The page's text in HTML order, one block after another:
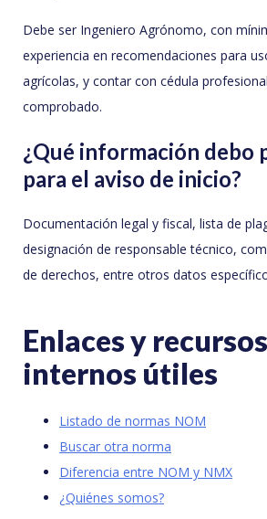
Debe ser Ingeniero Agrónomo, con
experiencia en recomendaciones para
agrícolas, y contar con cédula
comprobado.
¿Qué información debo
para el aviso de inicio?
Documentación legal y fiscal, lista de
designación de responsable técnico,
de derechos, entre otros datos
Enlaces y recursos
internos útiles
Listado de normas NOM
Buscar otra norma
Diferencia entre NOM y NMX
¿Quiénes somos?